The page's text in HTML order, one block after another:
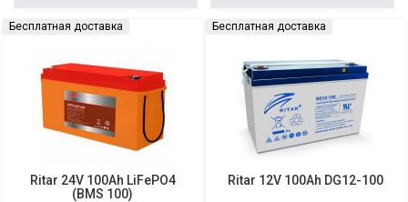
Бесплатная доставка
Ritar 24V 100Ah LiFePO4
(BMS 100)
Бесплатная доставка
Ritar 12V 100Ah DG12-100